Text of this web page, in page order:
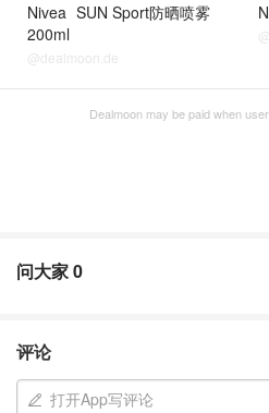
Nivea SUN Sport防晒喷雾
200ml
@dealmoon.de
Dealmoon may be paid when
问大家0
评论
打开App写评论